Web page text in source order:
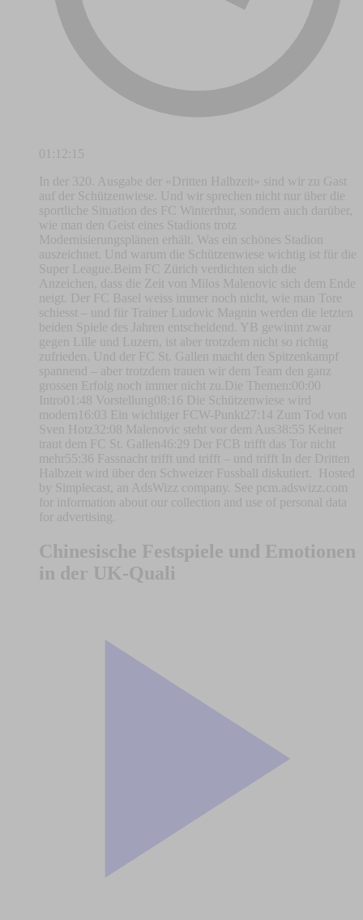
01:12:15
In der 320. Ausgabe der «Dritten Halbzeit» sind wir zu Gast
auf der Schützenwiese. Und wir sprechen nicht nur über die
sportliche Situation des FC Winterthur, sondern auch darüber,
wie man den Geist eines Stadions trotz
Modernisierungsplänen erhält. Was ein schönes Stadion
auszeichnet. Und warum die Schützenwiese wichtig ist für die
Super League.Beim FC Zürich verdichten sich die
Anzeichen, dass die Zeit von Milos Malenovic sich dem Ende
neigt. Der FC Basel weiss immer noch nicht, wie man Tore
schiesst – und für Trainer Ludovic Magnin werden die letzten
beiden Spiele des Jahren entscheidend. YB gewinnt zwar
gegen Lille und Luzern, ist aber trotzdem nicht so richtig
zufrieden. Und der FC St. Gallen macht den Spitzenkampf
spannend – aber trotzdem trauen wir dem Team den ganz
grossen Erfolg noch immer nicht zu.Die Themen:00:00
Intro01:48 Vorstellung08:16 Die Schützenwiese wird
modern16:03 Ein wichtiger FCW-Punkt27:14 Zum Tod von
Sven Hotz32:08 Malenovic steht vor dem Aus38:55 Keiner
traut dem FC St. Gallen46:29 Der FCB trifft das Tor nicht
mehr55:36 Fassnacht trifft und trifft – und trifft In der Dritten
Halbzeit wird über den Schweizer Fussball diskutiert. Hosted
by Simplecast, an AdsWizz company. See pcm.adswizz.com
for information about our collection and use of personal data
for advertising.
Chinesische Festspiele und Emotionen
in der UK-Quali